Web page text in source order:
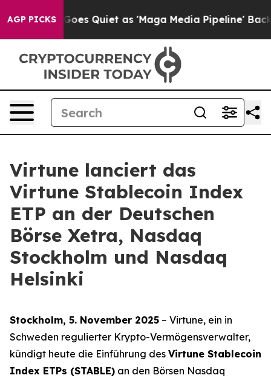
AGP PICKSGoes Quiet as 'Maga Media Pipeline' Backfires
Virtune lanciert das
Virtune Stablecoin Index
ETP an der Deutschen
Börse Xetra, Nasdaq
Stockholm und Nasdaq
Helsinki
Stockholm, 5. November 2025 – Virtune, ein in
Schweden regulierter Krypto-Vermögensverwalter,
kündigt heute die Einführung des Virtune Stablecoin
Index ETPs (STABLE) an den Börsen Nasdaq